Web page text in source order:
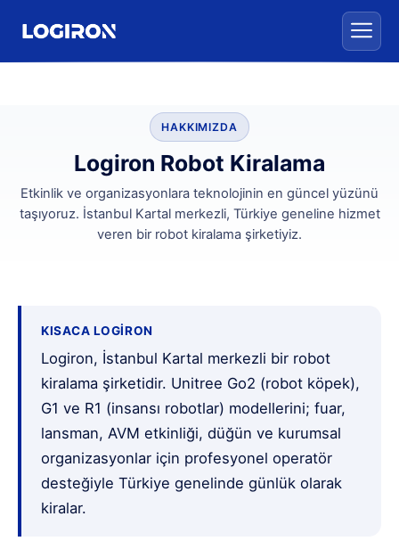
HAKKIMIZDA
Logiron Robot Kiralama
Etkinlik ve organizasyonlara teknolojinin en güncel yüzünü
taşıyoruz. İstanbul Kartal merkezli, Türkiye geneline hizmet
veren bir robot kiralama şirketiyiz.
KISACA LOGIRON
Logiron, İstanbul Kartal merkezli bir robot
kiralama şirketidir. Unitree Go2 (robot köpek),
G1 ve R1 (insansı robotlar) modellerini; fuar,
lansman, AVM etkinliği, düğün ve kurumsal
organizasyonlar için profesyonel operatör
desteğiyle Türkiye genelinde günlük olarak
kiralar.